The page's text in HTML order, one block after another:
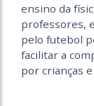
ensino da
professores,
pelo futebol
facilitar a
por crianças